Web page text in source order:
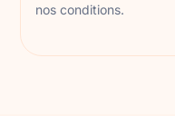
nos conditions.